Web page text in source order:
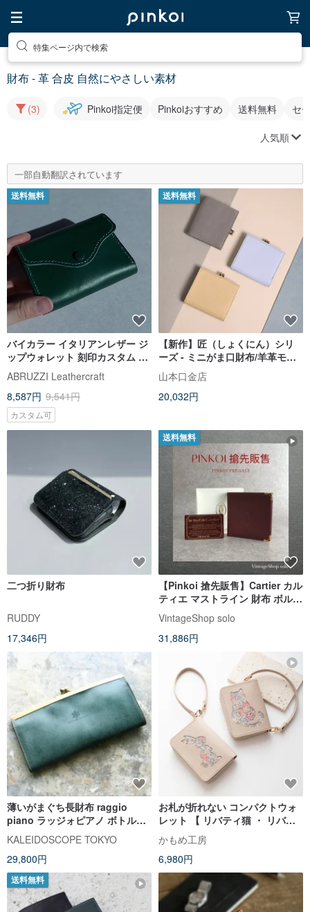
特集ページ内で検索
財布 - 革 合皮 自然にやさしい素材
(3) Pinkoi指定便 Pinkoiおすすめ 送料無料 セ
人気順
一部自動翻訳されています
送料無料
バイカラー イタリアンレザー ジ
ップウォレット 刻印カスタム 8
色
ABRUZZI Leathercraft
8,587円 9,541円
カスタム可
送料無料
【新作】匠（しょくにん）シリ
ーズ - ミニがま口財布/羊革モデ
ル
山本口金店
20,032円
二つ折り財布
RUDDY
17,346円
送料無料
【Pinkoi 搶先販售】Cartier カル
ティエ マストライン 財布 ボルド
ー レザー 二つ折り vintage ヴィ
ンテージ オールド ustkxg
VintageShop solo
31,886円
薄いがまぐち長財布 raggio
piano ラッジォピアノ ボトルグ
リーン 経年と摩擦で育てる日本
製本革 ロロマレザー 薄型 スリム
KALEIDOSCOPE TOKYO
29,800円
お札が折れない コンパクトウォ
レット 【 リバティ猫 ・ リバテ
ィうさぎ 】 本革 ミニ財布
HW51K
かもめ工房
6,980円
送料無料